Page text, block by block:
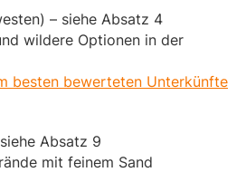
– siehe Absatz 4
wildere Optionen in der
besten bewerteten Unterkünfte
Absatz 9
mit feinem Sand